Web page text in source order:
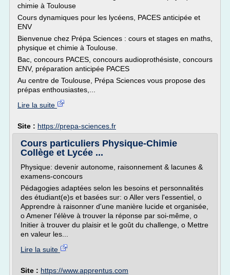
chimie à Toulouse
Cours dynamiques pour les lycéens, PACES anticipée et
ENV
Bienvenue chez Prépa Sciences : cours et stages en maths,
physique et chimie à Toulouse.
Bac, concours PACES, concours audioprothésiste, concours
ENV, préparation anticipée PACES
Au centre de Toulouse, Prépa Sciences vous propose des
prépas enthousiastes,...
Lire la suite
Site : https://prepa-sciences.fr
Cours particuliers Physique-Chimie
Collège et Lycée ...
Physique: devenir autonome, raisonnement & lacunes &
examens-concours
Pédagogies adaptées selon les besoins et personnalités
des étudiant(e)s et basées sur: o Aller vers l'essentiel, o
Apprendre à raisonner d'une manière lucide et organisée,
o Amener l'élève à trouver la réponse par soi-même, o
Initier à trouver du plaisir et le goût du challenge, o Mettre
en valeur les...
Lire la suite
Site : https://www.apprentus.com